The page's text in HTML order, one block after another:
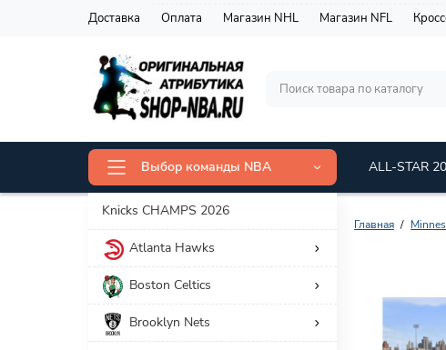
Доставка Оплата Магазин NHL Магазин NFL
Выбор команды NBA
Knicks CHAMPS 2026
Atlanta Hawks
Boston Celtics
Brooklyn Nets
ALL-STAR
Главная
Фильтр товаров
Цена
5 413 р.